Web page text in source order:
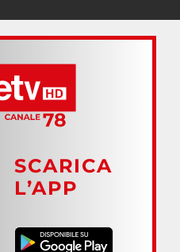
SCARICA
L’APP